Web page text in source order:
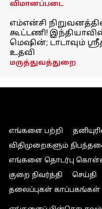
விமானப்படை
எம்என்சி
கூட்டணி!
மெஷின்; டாடாவும்
உதவி
மருத்துவத்துறை
எங்களை பற்றி
விதிமுறைகளும்
எங்களை தொடர்பு
குறை நிவர்த்தி
செய்தி
தலைப்புகள் காப்பகங்கள்